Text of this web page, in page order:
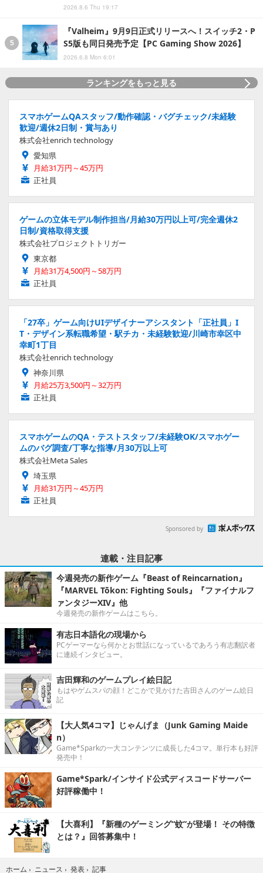
2026.8.6 Thu 19:17
『Valheim』9月9日正式リリースへ！スイッチ2・P
S5版も同日発売予定【PC Gaming Show 2026】
2026.6.8 Mon 6:01
ランキングをもっと見る
スマホゲームQAスタッフ/動作確認・バグチェック/未経験
歓迎/週休2日制・賞与あり
株式会社enrich technology
愛知県
月給31万円～45万円
正社員
ゲームの立体モデル制作担当/月給30万円以上可/完全週休2
日制/資格取得支援
株式会社プロジェクトトリガー
東京都
月給31万4,500円～58万円
正社員
「27卒」ゲーム向けUIデザイナーアシスタント「正社員」I
T・デザイン系転職希望・駅チカ・未経験歓迎/川崎市幸区中
幸町1丁目
株式会社enrich technology
神奈川県
月給25万3,500円～32万円
正社員
スマホゲームのQA・テストスタッフ/未経験OK/スマホゲー
ムのバグ調査/丁寧な指導/月30万以上可
株式会社Meta Sales
埼玉県
月給31万円～45万円
正社員
Sponsored by
連載・注目記事
今週発売の新作ゲーム『Beast of Reincarnation』
『MARVEL Tōkon: Fighting Souls』『ファイナルフ
ァンタジーXIV』他
今週発売の新作ゲームはこちら。
有志日本語化の現場から
PCゲーマーなら何かとお世話になっているであろう有志翻訳者
に連続インタビュー。
吉田輝和のゲームプレイ絵日記
もはやゲムスパの顔！どこかで見かけた吉田さんのゲーム絵日
記
【大人気4コマ】じゃんげま（Junk Gaming Maide
n）
Game*Sparkの一大コンテンツに成長した4コマ。単行本も好評
発売中！
Game*Spark/インサイド公式ディスコードサーバー
好評稼働中！
【大喜利】『新種のゲーミング“蚊”が登場！ その特徴
とは？』回答募集中！
ホーム › ニュース › 発表 › 記事